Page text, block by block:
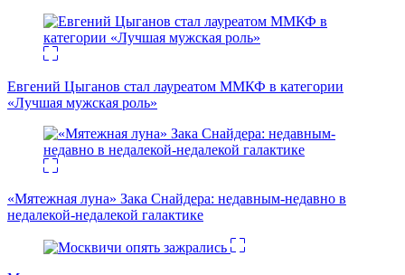
Евгений Цыганов стал лауреатом ММКФ в категории
«Лучшая мужская роль»
«Мятежная луна» Зака Снайдера: недавным-недавно в
недалекой-недалекой галактике